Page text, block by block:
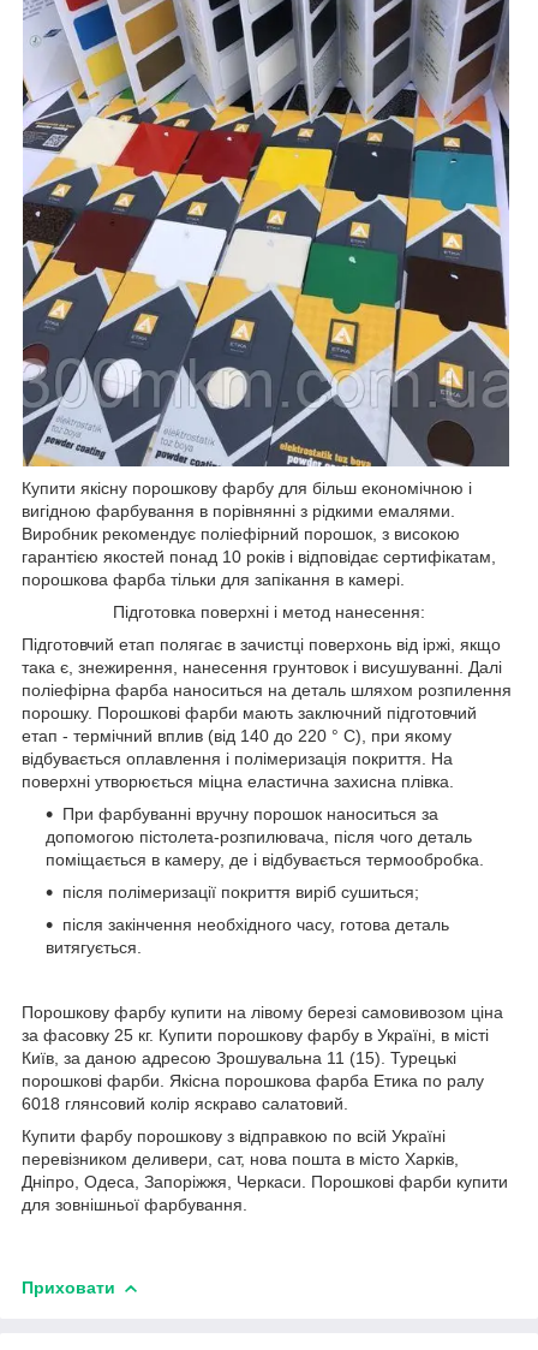
Купити якісну порошкову фарбу для більш економічною і
вигідною фарбування в порівнянні з рідкими емалями.
Виробник рекомендує поліефірний порошок, з високою
гарантією якостей понад 10 років і відповідає сертифікатам,
порошкова фарба тільки для запікання в камері.
Підготовка поверхні і метод нанесення:
Підготовчий етап полягає в зачистці поверхонь від іржі, якщо
така є, знежирення, нанесення грунтовок і висушуванні. Далі
поліефірна фарба наноситься на деталь шляхом розпилення
порошку. Порошкові фарби мають заключний підготовчий
етап - термічний вплив (від 140 до 220 ° С), при якому
відбувається оплавлення і полімеризація покриття. На
поверхні утворюється міцна еластична захисна плівка.
При фарбуванні вручну порошок наноситься за
допомогою пістолета-розпилювача, після чого деталь
поміщається в камеру, де і відбувається термообробка.
після полімеризації покриття виріб сушиться;
після закінчення необхідного часу, готова деталь
витягується.
Порошкову фарбу купити на лівому березі самовивозом ціна
за фасовку 25 кг. Купити порошкову фарбу в Україні, в місті
Київ, за даною адресою Зрошувальна 11 (15). Турецькі
порошкові фарби. Якісна порошкова фарба Етика по ралу
6018 глянсовий колір яскраво салатовий.
Купити фарбу порошкову з відправкою по всій Україні
перевізником деливери, сат, нова пошта в місто Харків,
Дніпро, Одеса, Запоріжжя, Черкаси. Порошкові фарби купити
для зовнішньої фарбування.
Приховати